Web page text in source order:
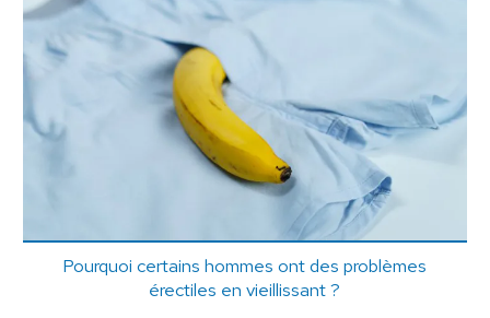
Pourquoi certains hommes ont des problèmes
érectiles en vieillissant ?